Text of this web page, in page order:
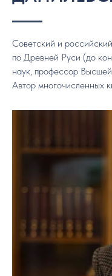
Советский и
по Древней Руси (до
наук, профессор
Автор многочисленных